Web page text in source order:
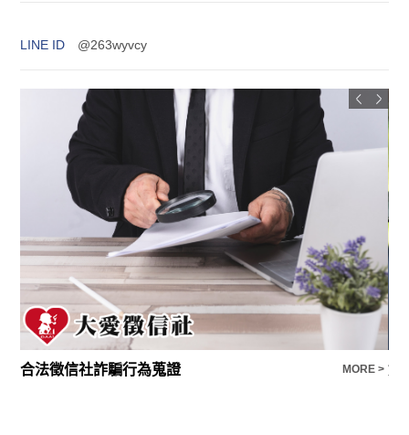
LINE ID @263wyvcy
合法徵信社詐騙行為蒐證 MORE > 婚